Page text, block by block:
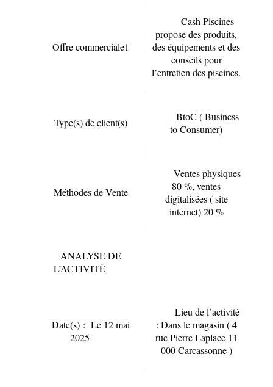
Offre commerciale1
Cash Piscines
propose des produits,
des équipements et des
conseils pour
l’entretien des piscines.
Type(s) de client(s)
BtoC ( Business
to Consumer)
Méthodes de Vente
Ventes physiques
80 %, ventes
digitalisées ( site
internet) 20 %
ANALYSE DE
L’ACTIVITÉ
Date(s) : Le 12 mai
2025
Lieu de l’activité
: Dans le magasin ( 4
rue Pierre Laplace 11
000 Carcassonne )